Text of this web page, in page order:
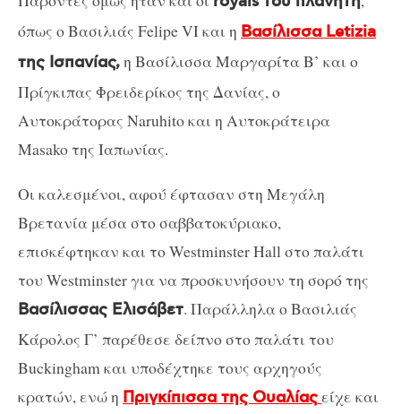
όπως ο Βασιλιάς Felipe VI και η Βασίλισσα Letizia
της Ισπανίας,η Βασίλισσα Μαργαρίτα Β’ και ο
Πρίγκιπας Φρειδερίκος της Δανίας, ο
Αυτοκράτορας Naruhito και η Αυτοκράτειρα
Masako της Ιαπωνίας.
Οι καλεσμένοι, αφού έφτασαν στη Μεγάλη
Βρετανία μέσα στο σαββατοκύριακο,
επισκέφτηκαν και το Westminster Hall στο παλάτι
του Westminster για να προσκυνήσουν τη σορό της
Βασίλισσας Ελισάβετ. Παράλληλα ο Βασιλιάς
Κάρολος Γ’ παρέθεσε δείπνο στο παλάτι του
Buckingham και υποδέχτηκε τους αρχηγούς
κρατών, ενώ η Πριγκίπισσα της Ουαλίαςείχε και